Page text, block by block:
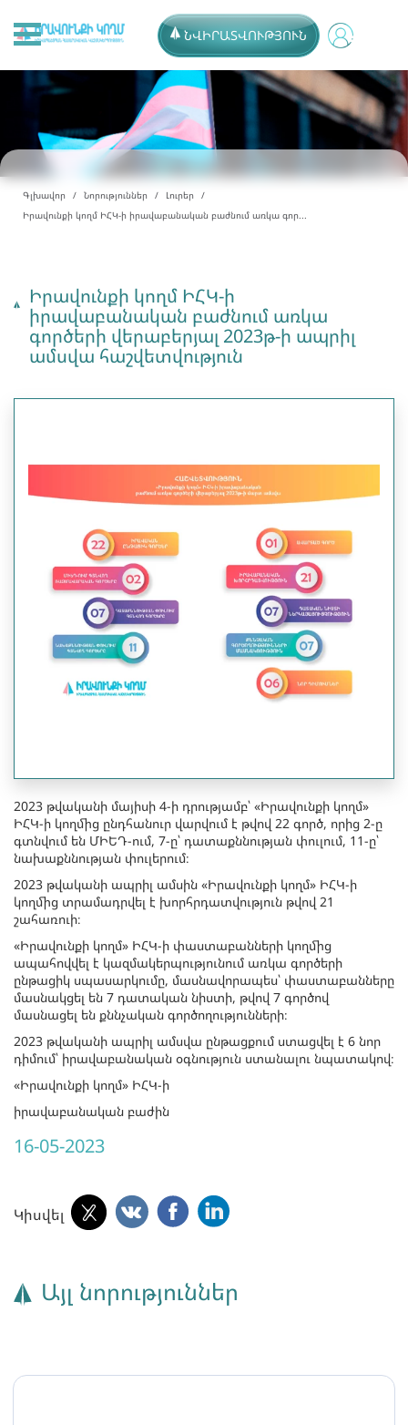
ՆՎԻՐԱՏՎՈՒԹՅՈՒՆ
Գլխավոր Նորություններ
Լուրեր
Իրավունքի կողմ ԻՀԿ-ի իրավաբանական բաժնում առկա գոր...
Իրավունքի կողմ ԻՀԿ-ի
իրավաբանական բաժնում առկա
գործերի վերաբերյալ 2023թ-ի ապրիլ
ամսվա հաշվետվություն
2023 թվականի մայիսի 4-ի դրությամբ՝ «Իրավունքի կողմ»
ԻՀԿ-ի կողմից ընդհանուր վարվում է թվով 22 գործ, որից 2-ը
գտնվում են ՄԻԵԴ-ում, 7-ը՝ դատաքննության փուլում, 11-ը՝
նախաքննության փուլերում։
2023 թվականի ապրիլ ամսին «Իրավունքի կողմ» ԻՀԿ-ի
կողմից տրամադրվել է խորհրդատվություն թվով 21
շահառուի։
«Իրավունքի կողմ» ԻՀԿ-ի փաստաբանների կողմից
ապահովվել է կազմակերպությունում առկա գործերի
ընթացիկ սպասարկումը, մասնավորապես՝ փաստաբանները
մասնակցել են 7 դատական նիստի, թվով 7 գործով
մասնացել են քննչական գործողությունների։
2023 թվականի ապրիլ ամսվա ընթացքում ստացվել է 6 նոր
դիմում՝ իրավաբանական օգնություն ստանալու նպատակով։
«Իրավունքի կողմ» ԻՀԿ-ի
իրավաբանական բաժին
16-05-2023
Կիսվել
Այլ նորություններ